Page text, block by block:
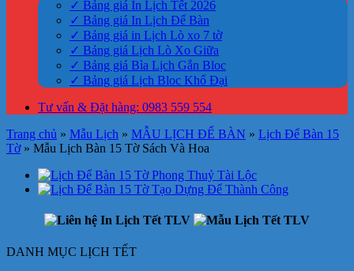
✓ Bảng giá In Lịch Tết 2026
✓ Bảng giá In Lịch Để Bàn
✓ Bảng giá in Lịch Lò xo 7 tờ
✓ Bảng giá Lịch Lò Xo Giữa
✓ Bảng giá Bìa Lịch Gắn Bloc
✓ Bảng giá Lịch Bloc Khổ Đại
Tư vấn & Đặt hàng: 0983 559 554
Trang chủ » Mẫu Lịch » MẪU LỊCH ĐỂ BÀN » Lịch Để Bàn 15
Tờ » Mẫu Lịch Bàn 15 Tờ Sách Và Hoa
DANH MỤC LỊCH TẾT